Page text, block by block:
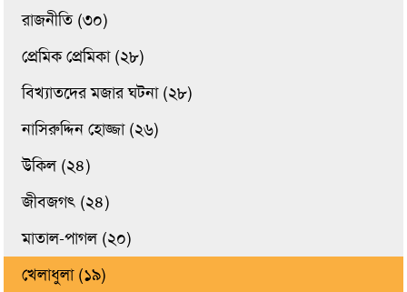
রাজনীতি (৩০)
প্রেমিক প্রেমিকা (২৮)
বিখ্যাতদের মজার ঘটনা (২৮)
নাসিরুদ্দিন হোজ্জা (২৬)
উকিল (২৪)
জীবজগৎ (২৪)
মাতাল-পাগল (২০)
খেলাধুলা (১৯)